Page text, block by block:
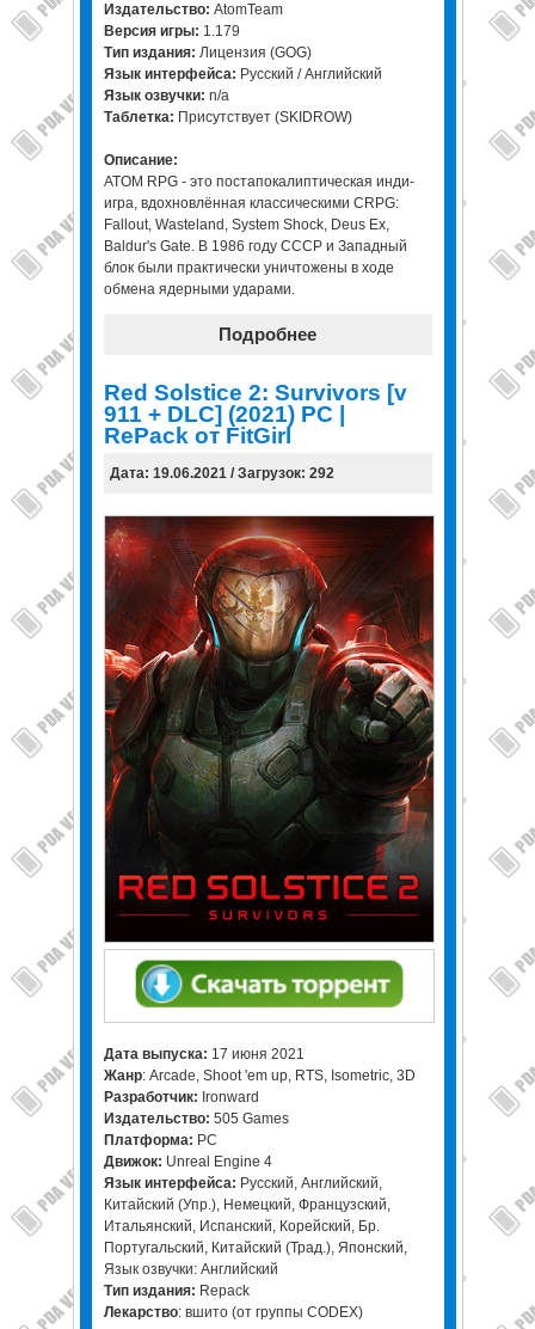
Издательство: AtomTeam
Версия игры: 1.179
Тип издания: Лицензия (GOG)
Язык интерфейса: Русский / Английский
Язык озвучки: n/a
Таблетка: Присутствует (SKIDROW)
Описание:
ATOM RPG - это постапокалиптическая инди-
игра, вдохновлённая классическими CRPG:
Fallout, Wasteland, System Shock, Deus Ex,
Baldur's Gate. В 1986 году СССР и Западный
блок были практически уничтожены в ходе
обмена ядерными ударами.
Подробнее
Red Solstice 2: Survivors [v
911 + DLC] (2021) PC |
RePack от FitGirl
Дата: 19.06.2021 / Загрузок: 292
Дата выпуска: 17 июня 2021
Жанр: Arcade, Shoot 'em up, RTS, Isometric, 3D
Разработчик: Ironward
Издательство: 505 Games
Платформа: PC
Движок: Unreal Engine 4
Язык интерфейса: Русский, Английский,
Китайский (Упр.), Немецкий, Французский,
Итальянский, Испанский, Корейский, Бр.
Португальский, Китайский (Трад.), Японский,
Язык озвучки: Английский
Тип издания: Repack
Лекарство: вшито (от группы CODEX)